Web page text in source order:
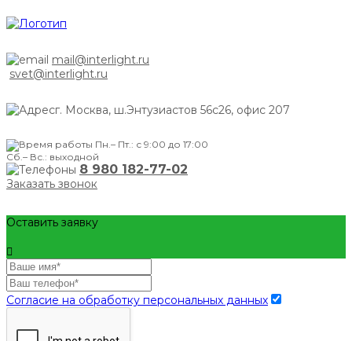
mail@interlight.ru
svet@interlight.ru
г. Москва, ш.Энтузиастов 56с26, офис 207
Пн.– Пт.: с 9:00 до 17:00
Сб.– Вс.: выходной
8 980 182-77-02
Заказать звонок
Оставить заявку
Согласие на обработку персональных данных